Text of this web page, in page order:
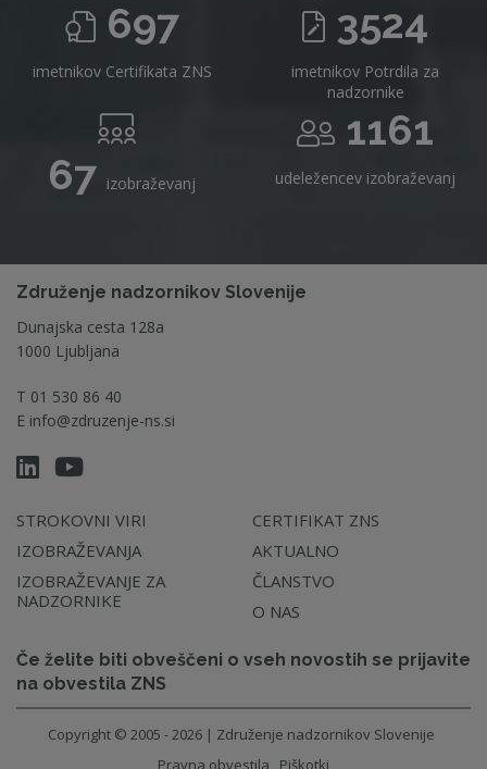
697
imetnikov Certifikata ZNS
3524
imetnikov Potrdila za
nadzornike
67 izobraževanj
1161
udeležencev izobraževanj
Združenje nadzornikov Slovenije
Dunajska cesta 128a
1000 Ljubljana
T 01 530 86 40
E info@zdruzenje-ns.si
STROKOVNI VIRI
IZOBRAŽEVANJA
IZOBRAŽEVANJE ZA
NADZORNIKE
CERTIFIKAT ZNS
AKTUALNO
ČLANSTVO
O NAS
Če želite biti obveščeni o vseh novostih se prijavite
na obvestila ZNS
Copyright © 2005 - 2026 | Združenje nadzornikov Slovenije